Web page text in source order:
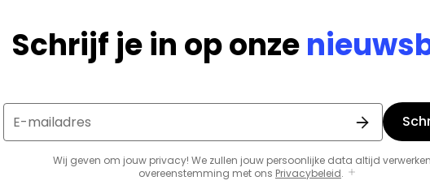
Schrijf je in op onze
E-mailadres
Wij geven om jouw privacy! We zullen jouw persoonlijke data altijd
overeenstemming met ons Privacybeleid.